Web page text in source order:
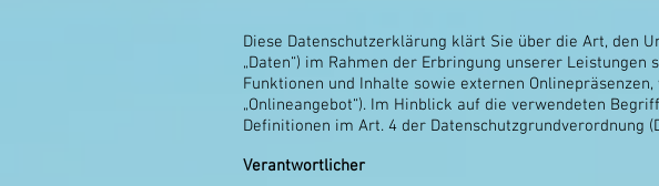
Diese Datenschutzerklärung klärt Sie über die Art, den
„Daten“) im Rahmen der Erbringung unserer
Funktionen und Inhalte sowie externen
„Onlineangebot“). Im Hinblick auf die verwendeten
Definitionen im Art. 4 der Datenschutzgrundverordnung
Verantwortlicher